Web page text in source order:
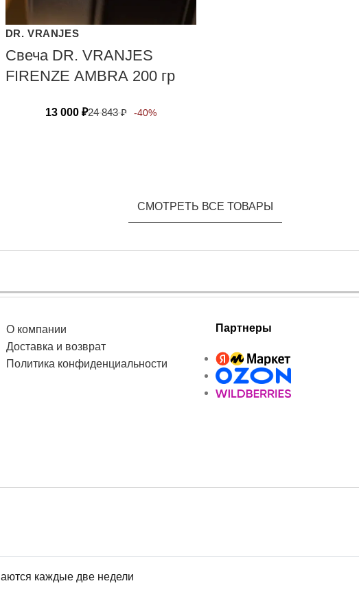
DR. VRANJES
Свеча DR. VRANJES
FIRENZE АМВRА 200 гр
13 000 ₽24 843₽ -40%
СМОТРЕТЬ ВСЕ ТОВАРЫ
О компании
Доставка и возврат
Политика конфиденциальности
Партнеры
каждые две недели